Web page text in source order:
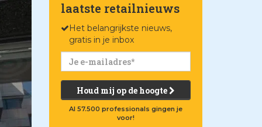
laatste retailnieuws
Het belangrijkste nieuws,
gratis in je inbox
Houd mij op de hoogte
Al 57.500 professionals gingen je
voor!